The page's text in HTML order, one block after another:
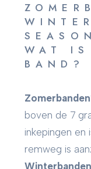
WAT IS
BAND?
Zomerbanden
boven de 7
inkepingen en
remweg is
Winterbanden